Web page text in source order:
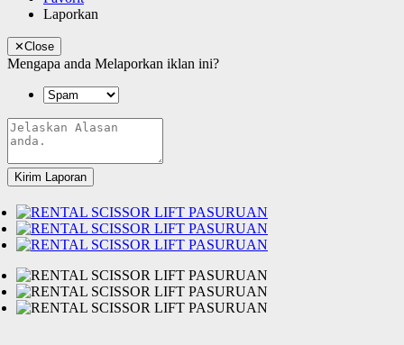
Laporkan
✕Close
Mengapa anda Melaporkan iklan ini?
Kirim Laporan